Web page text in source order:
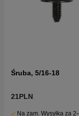
Śruba, 5/16-18
21PLN
Na zam. Wysyłka za